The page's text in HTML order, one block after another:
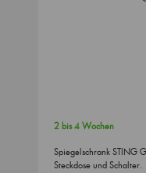
2 bis 4 Wochen
Spiegelschrank STING
Steckdose und Schalter.